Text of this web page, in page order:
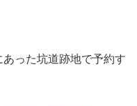
った坑道跡地で予約す